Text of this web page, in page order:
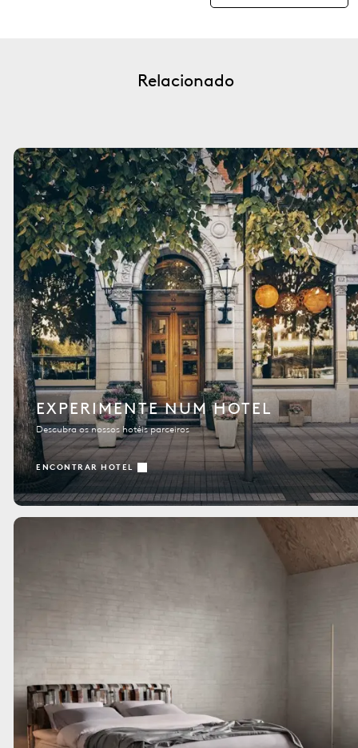
Relacionado
EXPERIMENTE NUM HOTEL
Descubra os nossos hotéis parceiros
ENCONTRAR HOTEL